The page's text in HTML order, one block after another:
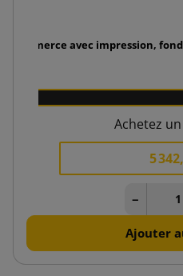
commerce avec impression,
Achetez
5
−
Ajouter